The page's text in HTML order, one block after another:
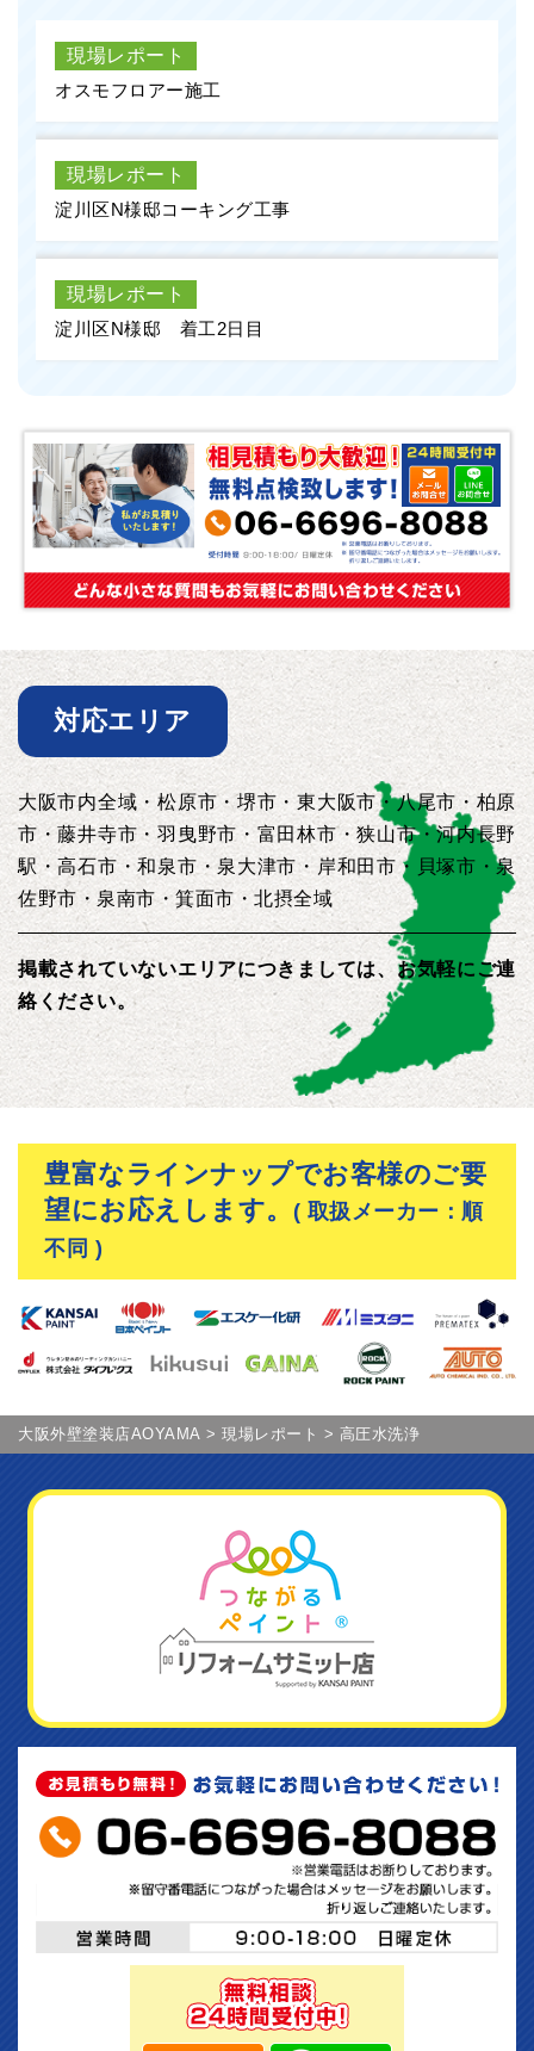
現場レポート
オスモフロアー施工
現場レポート
淀川区N様邸コーキング工事
現場レポート
淀川区N様邸 着工2日目
対応エリア
大阪市内全域・松原市・堺市・東大阪市・八尾市・柏原
市・藤井寺市・羽曳野市・富田林市・狭山市・河内長野
駅・高石市・和泉市・泉大津市・岸和田市・貝塚市・泉
佐野市・泉南市・箕面市・北摂全域
掲載されていないエリアにつきましては、お気軽にご連
絡ください。
豊富なラインナップでお客様のご要
望にお応えします。
( 取扱メーカー：順
不同 )
大阪外壁塗装店AOYAMA > 現場レポート > 高圧水洗浄